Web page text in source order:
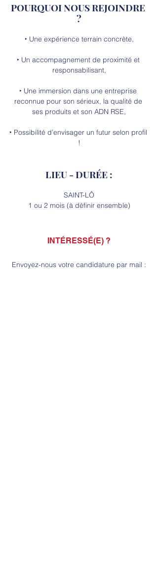
POURQUOI NOUS REJOINDRE
?
‣ Une expérience terrain concrète,
‣ Un accompagnement de proximité et
responsabilisant,
‣ Une immersion dans une entreprise
reconnue pour son sérieux, la qualité de
ses produits et son ADN RSE,
‣ Possibilité d’envisager un futur selon profil
!
LIEU - DURÉE :
SAINT-LÔ
1 ou 2 mois (à définir ensemble)
INTÉRESSÉ(E) ?
Envoyez-nous votre candidature par mail :